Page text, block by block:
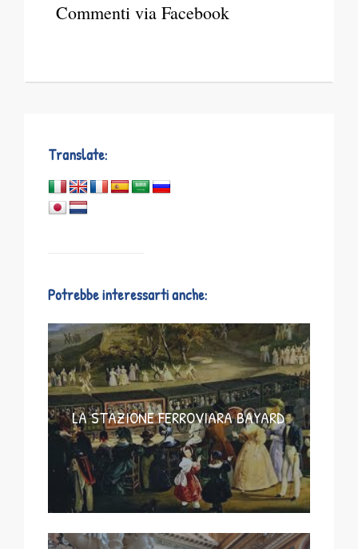
Commenti via Facebook
Translate:
Potrebbe interessarti anche:
LA STAZIONE FERROVIARA BAYARD